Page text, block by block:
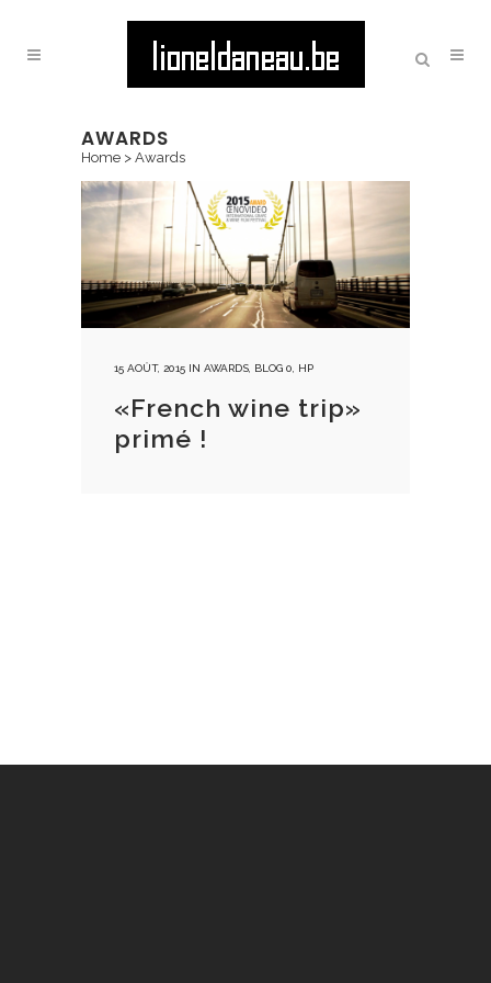
AWARDS
Home > Awards
15 AOÛT, 2015 IN AWARDS BLOG 0 HP
«French wine trip»
primé !